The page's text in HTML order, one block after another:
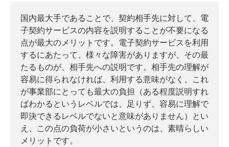
国内最大手であることで、契約相手先に対して、電
子契約サービスの内容を説明することが不要になる
点が最大のメリットです。電子契約サービスを利用
するにあたって、様々な障害がありますが、その最
たるものが、相手先への説明です。相手先の理解が
容易に得られなければ、利用する意味がなく、これ
が事業部にとっても最大の負担（ある程度説明すれ
ばわかるというレベルでは、足りず、容易に理解で
即決できるレベルでないと意味がありません）とい
え、この点の負荷が小さいというのは、素晴らしい
メリットです。